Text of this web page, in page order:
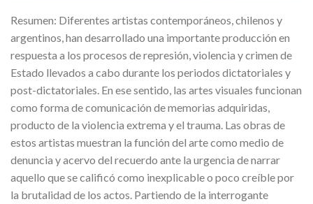
Resumen: Diferentes artistas contemporáneos, chilenos y
argentinos, han desarrollado una importante producción en
respuesta a los procesos de represión, violencia y crimen de
Estado llevados a cabo durante los periodos dictatoriales y
post-dictatoriales. En ese sentido, las artes visuales funcionan
como forma de comunicación de memorias adquiridas,
producto de la violencia extrema y el trauma. Las obras de
estos artistas muestran la función del arte como medio de
denuncia y acervo del recuerdo ante la urgencia de narrar
aquello que se calificó como inexplicable o poco creíble por
la brutalidad de los actos. Partiendo de la interrogante